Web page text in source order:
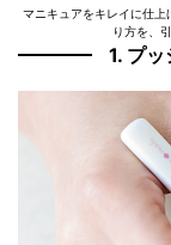
マニキュアをキレイに仕
り方を、
1. プ